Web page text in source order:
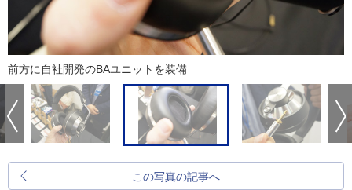
前方に自社開発のBAユニットを装備
この写真の記事へ